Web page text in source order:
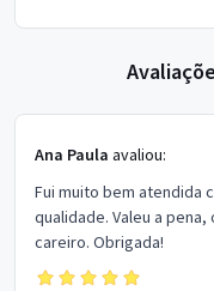
Ana Paula avaliou:
Fui muito bem atendida
qualidade. Valeu a
careiro. Obrigada!